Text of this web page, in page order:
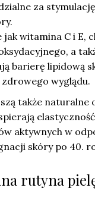
za
jak witamina C i E,
a
barierę lipidową
wyglądu.
także
aktywnych w
skóry po 40.
rutyna